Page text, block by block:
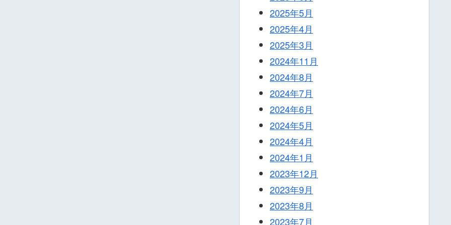
2025年5月
2025年4月
2025年3月
2024年11月
2024年8月
2024年7月
2024年6月
2024年5月
2024年4月
2024年1月
2023年12月
2023年9月
2023年8月
2023年7月